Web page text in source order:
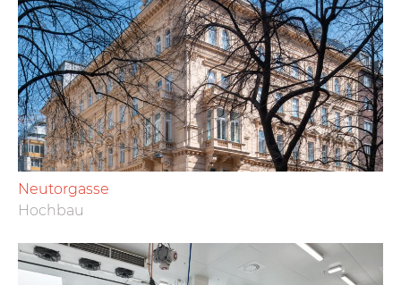
Neutorgasse
Hochbau